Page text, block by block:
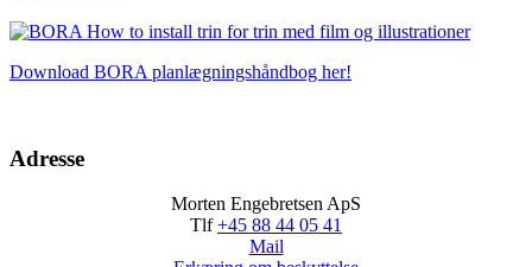
Download BORA planlægningshåndbog her!
Adresse
Morten Engebretsen ApS
Tlf+45 88 44 05 41
Mail